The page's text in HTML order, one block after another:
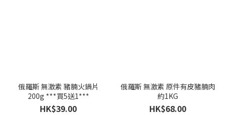
俄羅斯 無激素 豬腩火鍋片
200g ***買5送1***
HK$39.00
俄羅斯 無激素 原件有皮豬腩肉
約1KG
HK$68.00